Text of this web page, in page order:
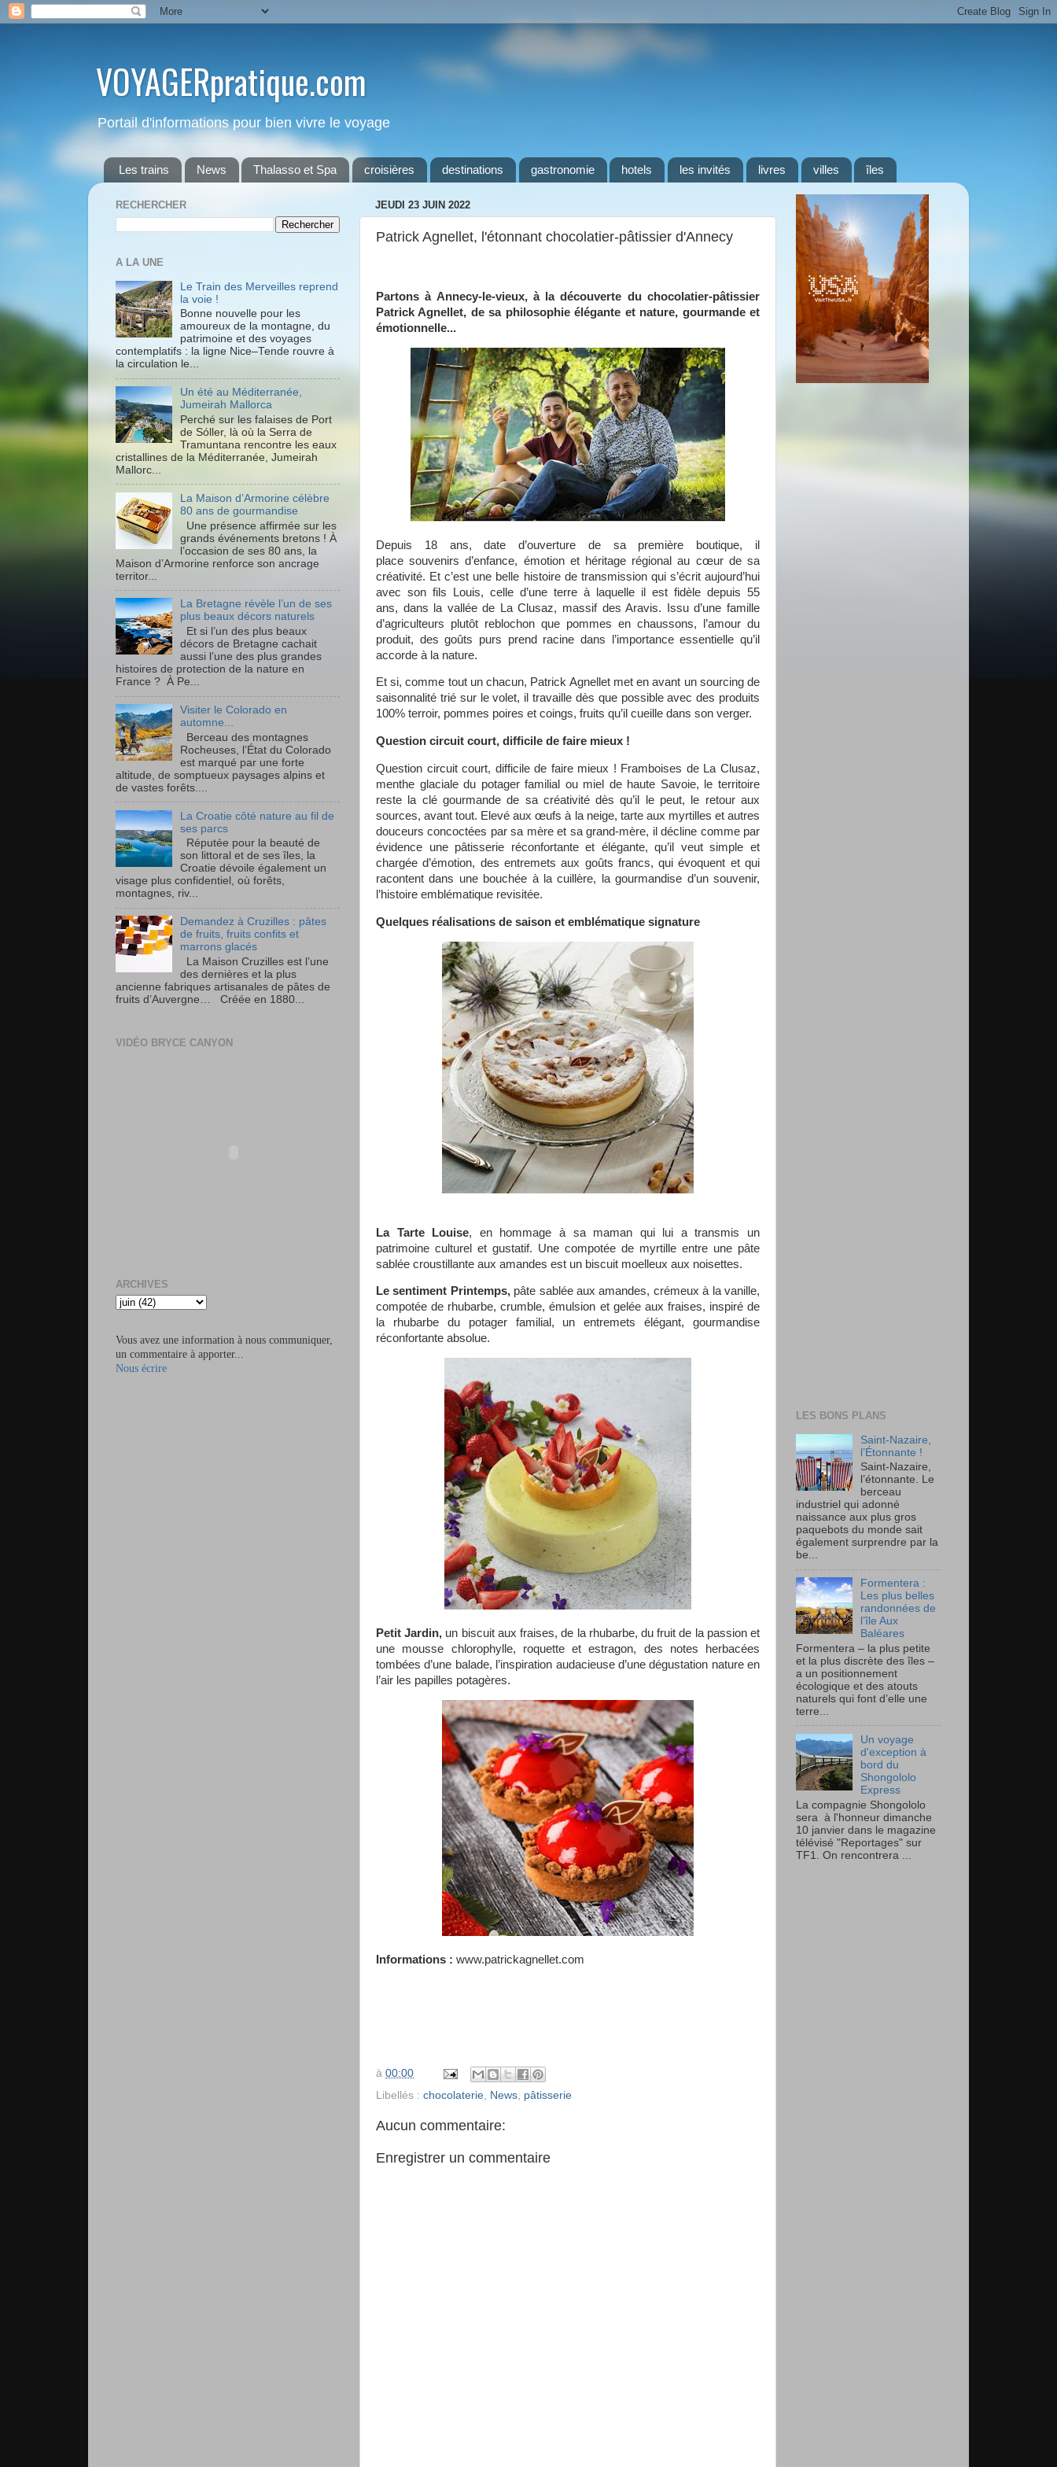
VOYAGERpratique.com
Portail d'informations pour bien vivre le voyage
Les trains News Thalasso et Spa croisières destinations gastronomie hotels les invités livres villes îles
JEUDI 23 JUIN 2022
Patrick Agnellet, l'étonnant chocolatier-pâtissier d'Annecy
Partons à Annecy-le-vieux, à la découverte du chocolatier-pâtissier
Patrick Agnellet, de sa philosophie élégante et nature, gourmande et
émotionnelle...
Depuis 18 ans, date d’ouverture de sa première boutique, il
place souvenirs d’enfance, émotion et héritage régional au cœur de sa
créativité. Et c’est une belle histoire de transmission qui s’écrit aujourd’hui
avec son fils Louis, celle d’une terre à laquelle il est fidèle depuis 55
ans, dans la vallée de La Clusaz, massif des Aravis. Issu d’une famille
d’agriculteurs plutôt reblochon que pommes en chaussons, l’amour du
produit, des goûts purs prend racine dans l’importance essentielle qu’il
accorde à la nature.
Et si, comme tout un chacun, Patrick Agnellet met en avant un sourcing de
saisonnalité trié sur le volet, il travaille dès que possible avec des produits
100% terroir, pommes poires et coings, fruits qu’il cueille dans son verger.
Question circuit court, difficile de faire mieux !
Question circuit court, difficile de faire mieux ! Framboises de La Clusaz,
menthe glaciale du potager familial ou miel de haute Savoie, le territoire
reste la clé gourmande de sa créativité dès qu’il le peut, le retour aux
sources, avant tout. Elevé aux œufs à la neige, tarte aux myrtilles et autres
douceurs concoctées par sa mère et sa grand-mère, il décline comme par
évidence une pâtisserie réconfortante et élégante, qu’il veut simple et
chargée d’émotion, des entremets aux goûts francs, qui évoquent et qui
racontent dans une bouchée à la cuillère, la gourmandise d’un souvenir,
l’histoire emblématique revisitée.
Quelques réalisations de saison et emblématique signature
La Tarte Louise, en hommage à sa maman qui lui a transmis un
patrimoine culturel et gustatif. Une compotée de myrtille entre une pâte
sablée croustillante aux amandes est un biscuit moelleux aux noisettes.
Le sentiment Printemps,pâte sablée aux amandes, crémeux à la vanille,
compotée de rhubarbe, crumble, émulsion et gelée aux fraises, inspiré de
la rhubarbe du potager familial, un entremets élégant, gourmandise
réconfortante absolue.
Petit Jardin, un biscuit aux fraises, de la rhubarbe, du fruit de la passion et
une mousse chlorophylle, roquette et estragon, des notes herbacées
tombées d’une balade, l’inspiration audacieuse d’une dégustation nature en
l’air les papilles potagères.
Informations : www.patrickagnellet.com
à 00:00
Libellés : chocolaterie News pâtisserie
Aucun commentaire:
Enregistrer un commentaire
RECHERCHER
A LA UNE
Le Train des Merveilles reprend
la voie !
Bonne nouvelle pour les
amoureux de la montagne, du
patrimoine et des voyages
contemplatifs : la ligne Nice–Tende rouvre à
la circulation le...
Un été au Méditerranée,
Jumeirah Mallorca
Perché sur les falaises de Port
de Sóller, là où la Serra de
Tramuntana rencontre les eaux
cristallines de la Méditerranée, Jumeirah
Mallorc...
La Maison d’Armorine célèbre
80 ans de gourmandise
Une présence affirmée sur les
grands événements bretons ! À
l’occasion de ses 80 ans, la
Maison d’Armorine renforce son ancrage
territor...
La Bretagne révèle l’un de ses
plus beaux décors naturels
Et si l’un des plus beaux
décors de Bretagne cachait
aussi l’une des plus grandes
histoires de protection de la nature en
France ? À Pe...
Visiter le Colorado en
automne...
Berceau des montagnes
Rocheuses, l’État du Colorado
est marqué par une forte
altitude, de somptueux paysages alpins et
de vastes forêts....
La Croatie côté nature au fil de
ses parcs
Réputée pour la beauté de
son littoral et de ses îles, la
Croatie dévoile également un
visage plus confidentiel, où forêts,
montagnes, riv...
Demandez à Cruzilles : pâtes
de fruits, fruits confits et
marrons glacés
La Maison Cruzilles est l’une
des dernières et la plus
ancienne fabriques artisanales de pâtes de
fruits d’Auvergne… Créée en 1880...
VIDÉO BRYCE CANYON
ARCHIVES
Vous avez une information à nous communiquer,
un commentaire à apporter...
Nous écrire
LES BONS PLANS
Saint-Nazaire,
l’Étonnante !
Saint-Nazaire,
l’étonnante. Le
berceau
industriel qui adonné
naissance aux plus gros
paquebots du monde sait
également surprendre par la
be...
Formentera :
Les plus belles
randonnées de
l’île Aux
Baléares
Formentera – la plus petite
et la plus discrète des îles –
a un positionnement
écologique et des atouts
naturels qui font d’elle une
terre...
Un voyage
d'exception à
bord du
Shongololo
Express
La compagnie Shongololo
sera à l'honneur dimanche
10 janvier dans le magazine
télévisé "Reportages" sur
TF1. On rencontrera ...